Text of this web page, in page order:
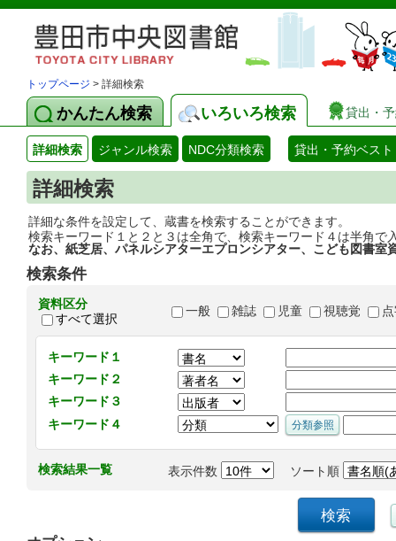
トップページ > 詳細検索
かんたん検索 いろいろ検索 貸出・
詳細検索 ジャンル検索 NDC分類検索 貸出・予約ベスト
詳細検索
詳細な条件を設定して、蔵書を検索することができます。
検索キーワード１と２と３は全角で、検索キーワード４は半角で
なお、紙芝居、パネルシアターエプロンシアター、こども図書室
検索条件
資料区分
すべて選択
一般 雑誌 児童 視聴覚
キーワード１
キーワード２
キーワード３
キーワード４
検索結果一覧 表示件数 ソート順